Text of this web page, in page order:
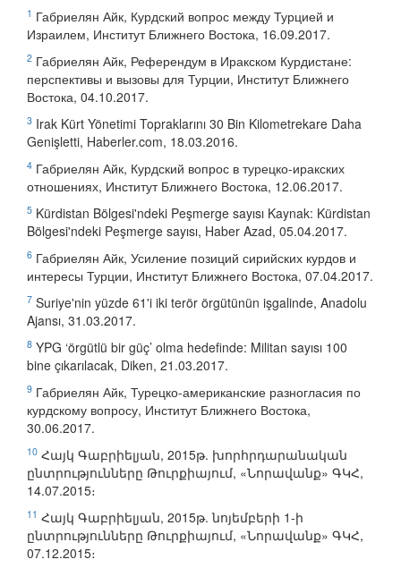
1 Габриелян Айк, Курдский вопрос между Турцией и
Израилем, Институт Ближнего Востока, 16.09.2017.
2 Габриелян Айк, Референдум в Иракском Курдистане:
перспективы и вызовы для Турции, Институт Ближнего
Востока, 04.10.2017.
3 Irak Kürt Yönetimi Topraklarını 30 Bin Kilometrekare Daha
Genişletti, Haberler.com, 18.03.2016.
4 Габриелян Айк, Курдский вопрос в турецко-иракских
отношениях, Институт Ближнего Востока, 12.06.2017.
5 Kürdistan Bölgesi'ndeki Peşmerge sayısı Kaynak: Kürdistan
Bölgesi'ndeki Peşmerge sayısı, Haber Azad, 05.04.2017.
6 Габриелян Айк, Усиление позиций сирийских курдов и
интересы Турции, Институт Ближнего Востока, 07.04.2017.
7 Suriye'nin yüzde 61'i iki terör örgütünün işgalinde, Anadolu
Ajansı, 31.03.2017.
8 YPG ‘örgütlü bir güç’ olma hedefinde: Militan sayısı 100
bine çıkarılacak, Diken, 21.03.2017.
9 Габриелян Айк, Турецко-американские разногласия по
курдскому вопросу, Институт Ближнего Востока,
30.06.2017.
10 Հայկ Գաբրիելյան, 2015թ. խորհրդարանական
ընտրությունները Թուրքիայում, «Նորավանք» ԳԿՀ,
14.07.2015։
11 Հայկ Գաբրիելյան, 2015թ. նոյեմբերի 1-ի
ընտրությունները Թուրքիայում, «Նորավանք» ԳԿՀ,
07.12.2015։